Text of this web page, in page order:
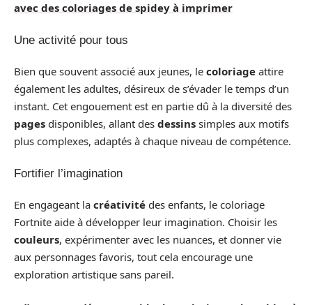
avec des coloriages de spidey à imprimer
Une activité pour tous
Bien que souvent associé aux jeunes, le coloriage attire
également les adultes, désireux de s’évader le temps d’un
instant. Cet engouement est en partie dû à la diversité des
pages disponibles, allant des dessins simples aux motifs
plus complexes, adaptés à chaque niveau de compétence.
Fortifier l’imagination
En engageant la créativité des enfants, le coloriage
Fortnite aide à développer leur imagination. Choisir les
couleurs, expérimenter avec les nuances, et donner vie
aux personnages favoris, tout cela encourage une
exploration artistique sans pareil.